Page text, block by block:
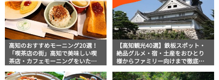
高知のおすすめモーニング20選！
「喫茶店の街」高知で美味しい喫
茶店・カフェモーニングをいただ
【高知観光40選】鉄板スポット・
絶品グルメ・宿・土産をおひとり
様からファミリー向けまで徹底解